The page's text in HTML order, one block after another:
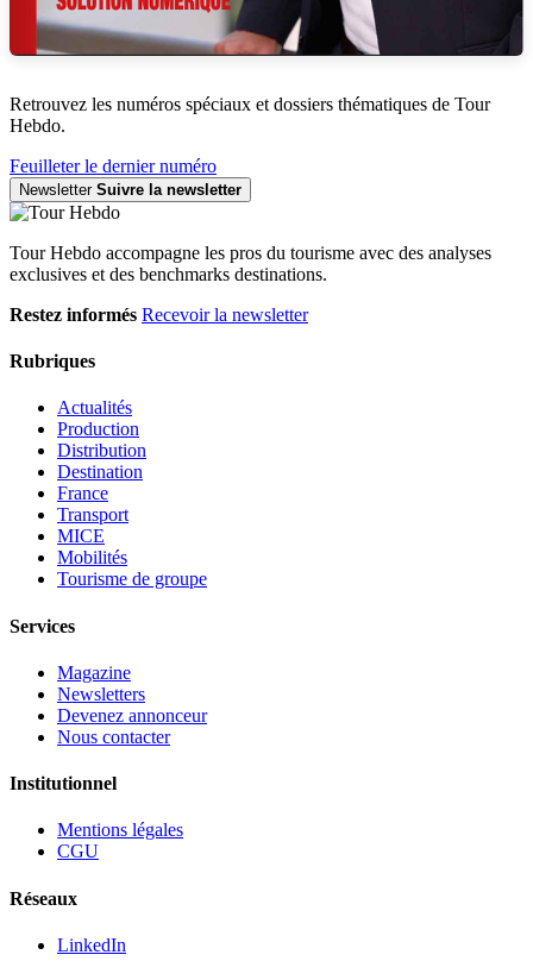
Retrouvez les numéros spéciaux et dossiers thématiques de Tour
Hebdo.
Feuilleter le dernier numéro
Newsletter Suivre la newsletter
Tour Hebdo accompagne les pros du tourisme avec des analyses
exclusives et des benchmarks destinations.
Restez informés Recevoir la newsletter
Rubriques
Actualités
Production
Distribution
Destination
France
Transport
MICE
Mobilités
Tourisme de groupe
Services
Magazine
Newsletters
Devenez annonceur
Nous contacter
Institutionnel
Mentions légales
CGU
Réseaux
LinkedIn